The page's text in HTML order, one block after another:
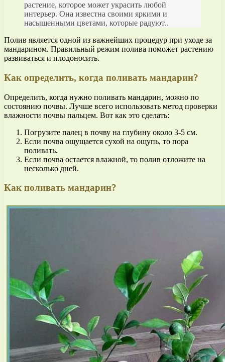
растение, которое может украсить любой
интерьер. Она известна своими яркими и
насыщенными цветами, которые радуют..
Полив является одной из важнейших процедур при уходе за
мандарином. Правильный режим полива поможет растению
развиваться и плодоносить.
Как определить, когда поливать мандарин?
Определить, когда нужно поливать мандарин, можно по
состоянию почвы. Лучше всего использовать метод проверки
влажности почвы пальцем. Вот как это сделать:
Погрузите палец в почву на глубину около 3-5 см.
Если почва ощущается сухой на ощупь, то пора
поливать.
Если почва остается влажной, то полив отложите на
несколько дней.
Как поливать мандарин?